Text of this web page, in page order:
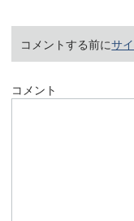
コメントする前にサ
コメント